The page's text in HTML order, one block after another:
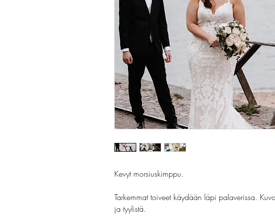
Kevyt morsiuskimppu.
Tarkemmat toiveet käydään läpi palaverissa.
ja tyylistä.